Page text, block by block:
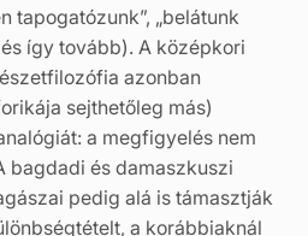
tapogatózunk”, „belátunk
így tovább). A középkori
azonban
sejthetőleg más)
a megfigyelés nem
bagdadi és damaszkuszi
pedig alá is támasztják
a korábbiaknál